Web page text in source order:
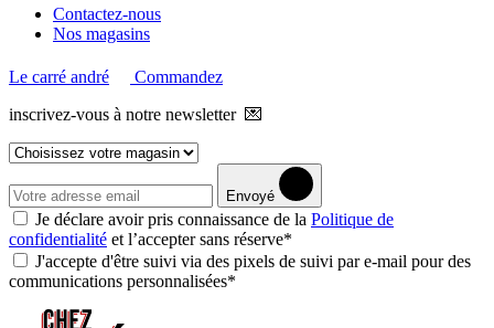
Contactez-nous
Nos magasins
Le carré andré
Commandez
inscrivez-vous à notre newsletter 💌
Envoyé
Je déclare avoir pris connaissance de la Politique de
confidentialité et l’accepter sans réserve*
J'accepte d'être suivi via des pixels de suivi par e-mail pour des
communications personnalisées*